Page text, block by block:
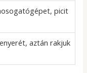
picit
aztán rakjuk